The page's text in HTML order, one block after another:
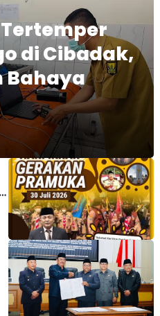
di Cibadak,
Bahaya